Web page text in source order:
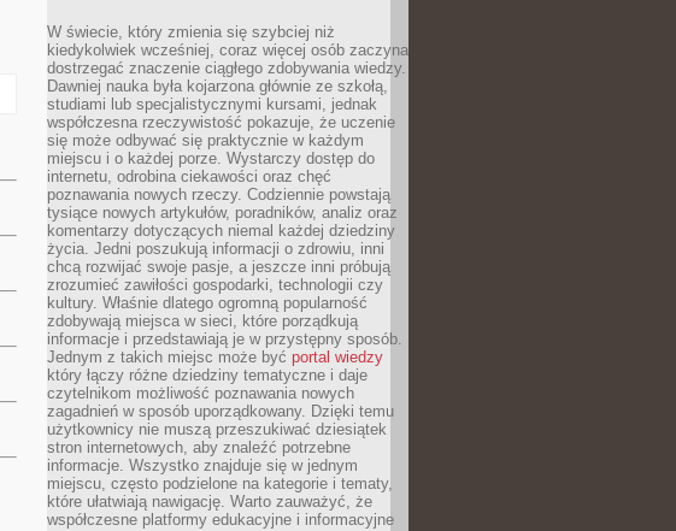
W świecie, który zmienia się szybciej niż
kiedykolwiek wcześniej, coraz więcej osób zaczyna
dostrzegać znaczenie ciągłego zdobywania wiedzy.
Dawniej nauka była kojarzona głównie ze szkołą,
studiami lub specjalistycznymi kursami, jednak
współczesna rzeczywistość pokazuje, że uczenie
się może odbywać się praktycznie w każdym
miejscu i o każdej porze. Wystarczy dostęp do
internetu, odrobina ciekawości oraz chęć
poznawania nowych rzeczy. Codziennie powstają
tysiące nowych artykułów, poradników, analiz oraz
komentarzy dotyczących niemal każdej dziedziny
życia. Jedni poszukują informacji o zdrowiu, inni
chcą rozwijać swoje pasje, a jeszcze inni próbują
zrozumieć zawiłości gospodarki, technologii czy
kultury. Właśnie dlatego ogromną popularność
zdobywają miejsca w sieci, które porządkują
informacje i przedstawiają je w przystępny sposób.
Jednym z takich miejsc może być portal wiedzy
który łączy różne dziedziny tematyczne i daje
czytelnikom możliwość poznawania nowych
zagadnień w sposób uporządkowany. Dzięki temu
użytkownicy nie muszą przeszukiwać dziesiątek
stron internetowych, aby znaleźć potrzebne
informacje. Wszystko znajduje się w jednym
miejscu, często podzielone na kategorie i tematy,
które ułatwiają nawigację. Warto zauważyć, że
współczesne platformy edukacyjne i informacyjne